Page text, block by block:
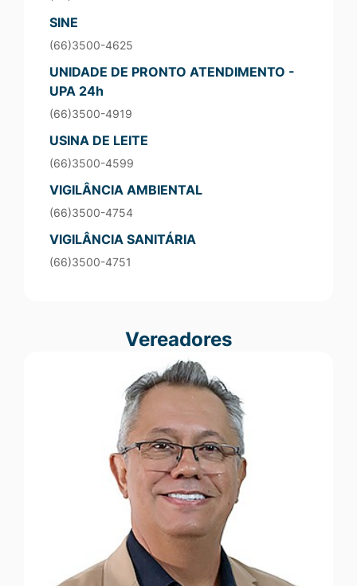
SINE
(66)3500-4625
UNIDADE DE PRONTO ATENDIMENTO -
UPA 24h
(66)3500-4919
USINA DE LEITE
(66)3500-4599
VIGILÂNCIA AMBIENTAL
(66)3500-4754
VIGILÂNCIA SANITÁRIA
(66)3500-4751
Vereadores